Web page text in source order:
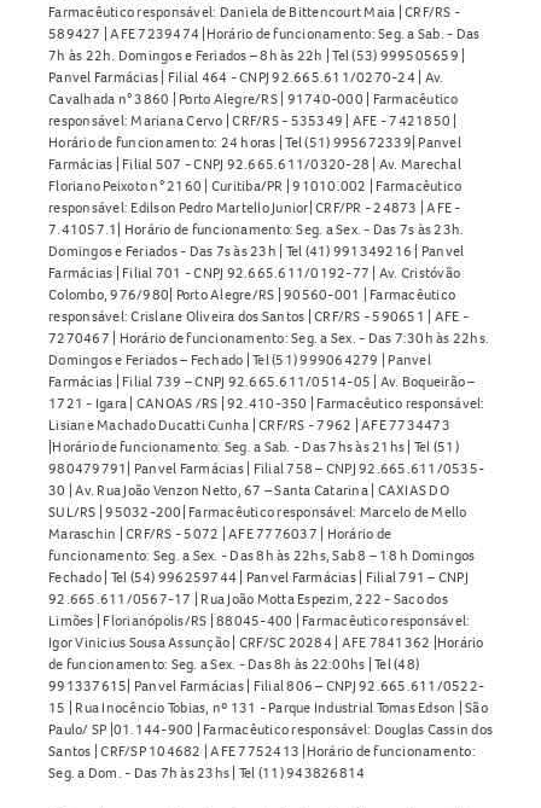
Farmacêutico responsável: Daniela de Bittencourt Maia | CRF/RS -
589427 | AFE 7239474 |Horário de funcionamento: Seg. a Sab. - Das
7h às 22h. Domingos e Feriados – 8h às 22h | Tel (53) 999505659 |
Panvel Farmácias | Filial 464 - CNPJ 92.665.611/0270-24 | Av.
Cavalhada n° 3860 | Porto Alegre/RS | 91740-000 | Farmacêutico
responsável: Mariana Cervo | CRF/RS - 535349 | AFE - 7421850 |
Horário de funcionamento: 24 horas | Tel (51) 995672339| Panvel
Farmácias | Filial 507 - CNPJ 92.665.611/0320-28 | Av. Marechal
Floriano Peixoto n° 2160 | Curitiba/PR | 91010.002 | Farmacêutico
responsável: Edilson Pedro Martello Junior| CRF/PR - 24873 | AFE -
7.41057.1| Horário de funcionamento: Seg. a Sex. - Das 7s às 23h.
Domingos e Feriados - Das 7s às 23h | Tel (41) 991349216 | Panvel
Farmácias | Filial 701 - CNPJ 92.665.611/0192-77 | Av. Cristóvão
Colombo, 976/980| Porto Alegre/RS | 90560-001 | Farmacêutico
responsável: Crislane Oliveira dos Santos | CRF/RS - 590651 | AFE -
7270467 | Horário de funcionamento: Seg. a Sex. - Das 7:30h às 22hs.
Domingos e Feriados – Fechado | Tel (51) 999064279 | Panvel
Farmácias | Filial 739 – CNPJ 92.665.611/0514-05 | Av. Boqueirão –
1721 - Igara | CANOAS /RS | 92.410-350 | Farmacêutico responsável:
Lisiane Machado Ducatti Cunha | CRF/RS - 7962 | AFE 7734473
|Horário de funcionamento: Seg. a Sab. - Das 7hs às 21hs | Tel (51)
980479791| Panvel Farmácias | Filial 758 – CNPJ 92.665.611/0535-
30 | Av. Rua João Venzon Netto, 67 – Santa Catarina | CAXIAS DO
SUL/RS | 95032-200| Farmacêutico responsável: Marcelo de Mello
Maraschin | CRF/RS - 5072 | AFE 7776037 | Horário de
funcionamento: Seg. a Sex. - Das 8h às 22hs, Sab 8 – 18 h Domingos
Fechado | Tel (54) 996259744 | Panvel Farmácias | Filial 791 – CNPJ
92.665.611/0567-17 | Rua João Motta Espezim, 222 - Saco dos
Limões | Florianópolis/RS | 88045-400 | Farmacêutico responsável:
Igor Vinicius Sousa Assunção | CRF/SC 20284 | AFE 7841362 |Horário
de funcionamento: Seg. a Sex. - Das 8h às 22:00hs | Tel (48)
991337615| Panvel Farmácias | Filial 806 – CNPJ 92.665.611/0522-
15 | Rua Inocêncio Tobias, nº 131 - Parque Industrial Tomas Edson | São
Paulo/ SP |01.144-900 | Farmacêutico responsável: Douglas Cassin dos
Santos | CRF/SP 104682 | AFE 7752413 |Horário de funcionamento:
Seg. a Dom. - Das 7h às 23hs | Tel (11) 943826814